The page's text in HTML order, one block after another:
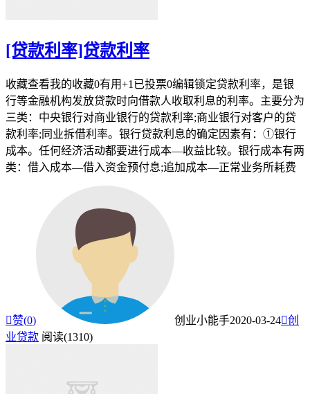
[贷款利率]贷款利率
收藏查看我的收藏0有用+1已投票0编辑锁定贷款利率，是银
行等金融机构发放贷款时向借款人收取利息的利率。主要分为
三类：中央银行对商业银行的贷款利率;商业银行对客户的贷
款利率;同业拆借利率。银行贷款利息的确定因素有：①银行
成本。任何经济活动都要进行成本—收益比较。银行成本有两
类：借入成本—借入资金预付息;追加成本—正常业务所耗费
赞(0) 创业小能手2020-03-24创
业贷款 阅读(1310)